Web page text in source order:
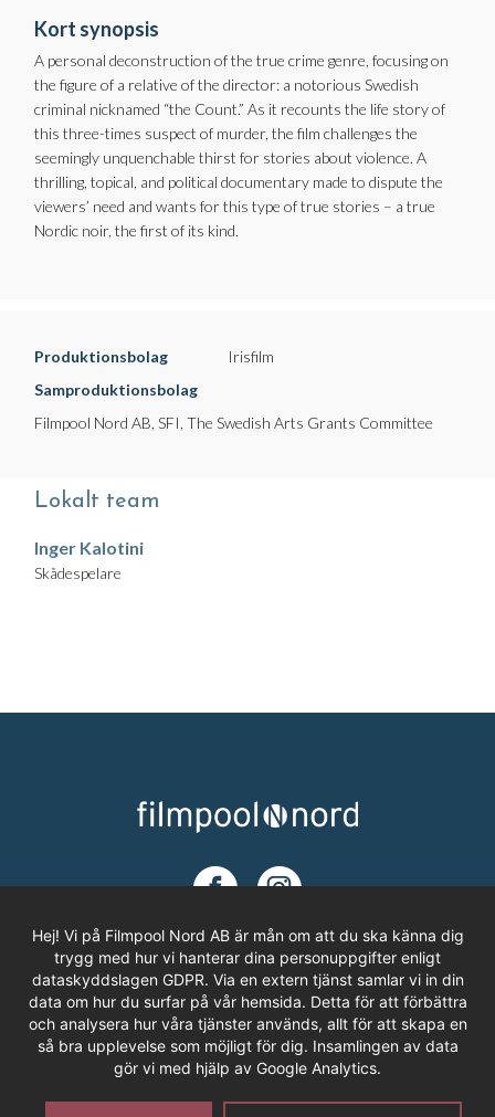
Kort synopsis
A personal deconstruction of the true crime genre, focusing on
the figure of a relative of the director: a notorious Swedish
criminal nicknamed “the Count.” As it recounts the life story of
this three-times suspect of murder, the film challenges the
seemingly unquenchable thirst for stories about violence. A
thrilling, topical, and political documentary made to dispute the
viewers’ need and wants for this type of true stories – a true
Nordic noir, the first of its kind.
Produktionsbolag
Irisfilm
Samproduktionsbolag
Filmpool Nord AB, SFI, The Swedish Arts Grants Committee
Lokalt team
Inger Kalotini
Skådespelare
ADRESS
Filmpool Nord AB
Västra Varvsgatan 3, Bryggeriet
972 36 LULEÅ
Hej! Vi på Filmpool Nord AB är mån om att du ska känna dig
trygg med hur vi hanterar dina personuppgifter enligt
dataskyddslagen GDPR. Via en extern tjänst samlar vi in din
data om hur du surfar på vår hemsida. Detta för att förbättra
och analysera hur våra tjänster används, allt för att skapa en
så bra upplevelse som möjligt för dig. Insamlingen av data
gör vi med hjälp av Google Analytics.